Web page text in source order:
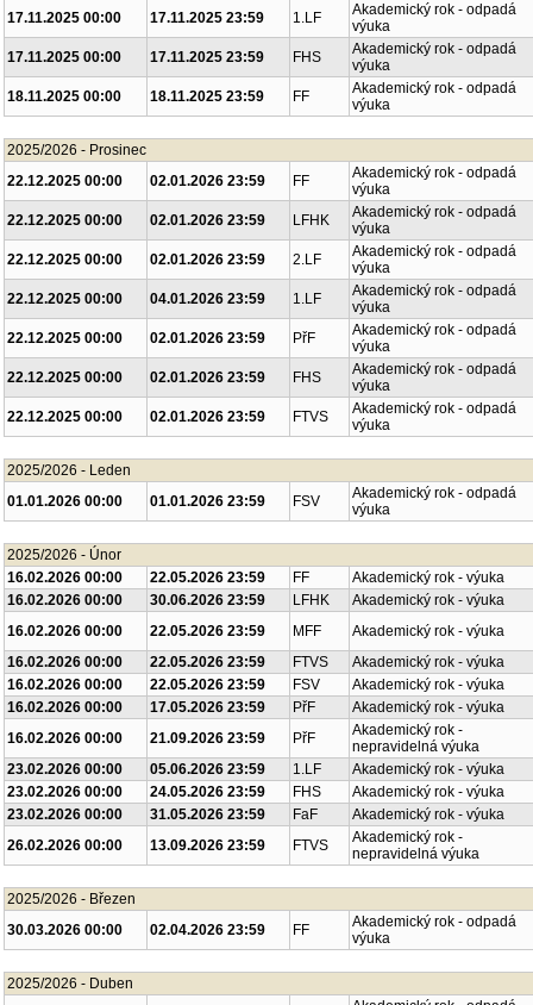
17.11.2025 00:00
17.11.2025 23:59 1.LF
Akademický rok - odpadá
výuka
17.11.2025 00:00
17.11.2025 23:59 FHS
Akademický rok - odpadá
výuka
18.11.2025 00:00
18.11.2025 23:59 FF
Akademický rok - odpadá
výuka
2025/2026 - Prosinec
22.12.2025 00:00
02.01.2026 23:59 FF
Akademický rok - odpadá
výuka
22.12.2025 00:00
02.01.2026 23:59 LFHK
Akademický rok - odpadá
výuka
22.12.2025 00:00
02.01.2026 23:59 2.LF
Akademický rok - odpadá
výuka
22.12.2025 00:00
04.01.2026 23:59 1.LF
Akademický rok - odpadá
výuka
22.12.2025 00:00
02.01.2026 23:59 PřF
Akademický rok - odpadá
výuka
22.12.2025 00:00
02.01.2026 23:59 FHS
Akademický rok - odpadá
výuka
22.12.2025 00:00
02.01.2026 23:59 FTVS
Akademický rok - odpadá
výuka
2025/2026 - Leden
01.01.2026 00:00
01.01.2026 23:59 FSV
Akademický rok - odpadá
výuka
2025/2026 - Únor
16.02.2026 00:00
22.05.2026 23:59 FF
Akademický rok - výuka
16.02.2026 00:00
30.06.2026 23:59 LFHK
Akademický rok - výuka
16.02.2026 00:00
22.05.2026 23:59 MFF
Akademický rok - výuka
16.02.2026 00:00
22.05.2026 23:59 FTVS
Akademický rok - výuka
16.02.2026 00:00
22.05.2026 23:59 FSV
Akademický rok - výuka
16.02.2026 00:00
17.05.2026 23:59 PřF
Akademický rok - výuka
16.02.2026 00:00
21.09.2026 23:59 PřF
Akademický rok -
nepravidelná výuka
23.02.2026 00:00
05.06.2026 23:59 1.LF
Akademický rok - výuka
23.02.2026 00:00
24.05.2026 23:59 FHS
Akademický rok - výuka
23.02.2026 00:00
31.05.2026 23:59 FaF
Akademický rok - výuka
26.02.2026 00:00
13.09.2026 23:59 FTVS
Akademický rok -
nepravidelná výuka
2025/2026 - Březen
30.03.2026 00:00
02.04.2026 23:59 FF
Akademický rok - odpadá
výuka
2025/2026 - Duben